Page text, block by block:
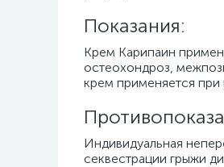
Показания:
Крем Карипаин
остеохондроз,
крем применяется при
Индивидуальная
секвестрации грыжи